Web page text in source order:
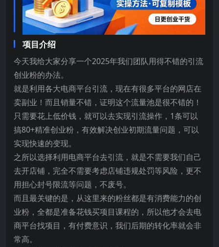
项目介绍
今天我给大家分享一个2025年我们团队用得不错的引流
创业粉的办法。
就是利用各大电商平台引流，现在有很多平台的网店在
卖副业！而且销量不错，证明这个流量池是很不错的！
只需要花上低价钱，就可以去实现引流操作，1条可以
搞80+精准创业粉，有效解决创业初期流量问题，可以
实现快速的变现。
之所以选择利用电商平台去引流，就是不需要我们自己
去开店铺，完全不需要考虑店铺违规处罚等风险，更不
用担心封号限流等问题，不废号。
而且最关键的是，从这里来的粉丝都是有消费能力的创
业粉，全都是准备花钱买项目课程的，所以他才会去电
商平台找项目，有付费意识，我们后期的转化率就会非
常高。